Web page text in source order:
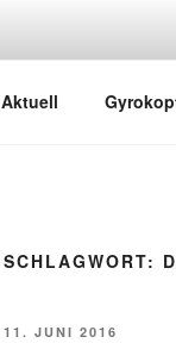
GYRO
Rundflüge mit dem
Aktuell
SCHLAGWORT:
11. JUNI 2016